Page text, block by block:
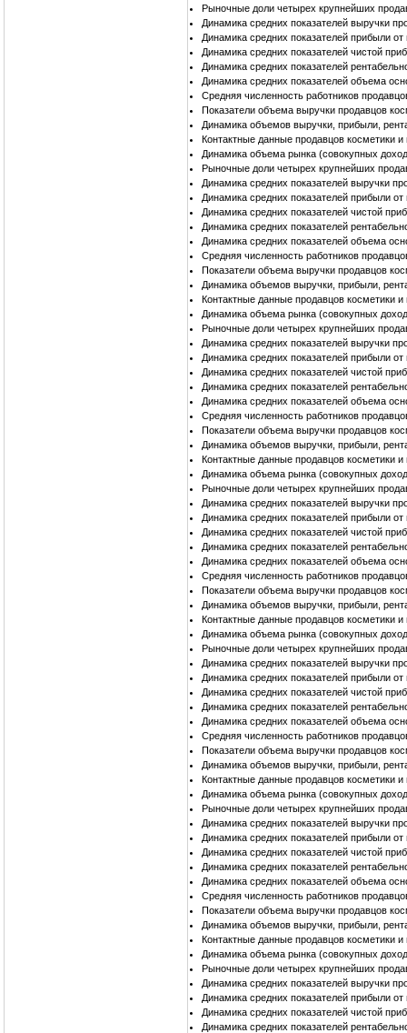
Рыночные доли четырех крупнейших
Динамика средних показателей выручки
Динамика средних показателей прибыли
Динамика средних показателей чистой
Динамика средних показателей
Динамика средних показателей объема
Средняя численность работников
Показатели объема выручки продавцов
Динамика объемов выручки, прибыли,
Контактные данные продавцов косметики
Динамика объема рынка (совокупных
Рыночные доли четырех крупнейших
Динамика средних показателей выручки
Динамика средних показателей прибыли
Динамика средних показателей чистой
Динамика средних показателей
Динамика средних показателей объема
Средняя численность работников
Показатели объема выручки продавцов
Динамика объемов выручки, прибыли,
Контактные данные продавцов косметики
Динамика объема рынка (совокупных
Рыночные доли четырех крупнейших
Динамика средних показателей выручки
Динамика средних показателей прибыли
Динамика средних показателей чистой
Динамика средних показателей
Динамика средних показателей объема
Средняя численность работников
Показатели объема выручки продавцов
Динамика объемов выручки, прибыли,
Контактные данные продавцов косметики
Динамика объема рынка (совокупных
Рыночные доли четырех крупнейших
Динамика средних показателей выручки
Динамика средних показателей прибыли
Динамика средних показателей чистой
Динамика средних показателей
Динамика средних показателей объема
Средняя численность работников
Показатели объема выручки продавцов
Динамика объемов выручки, прибыли,
Контактные данные продавцов косметики
Динамика объема рынка (совокупных
Рыночные доли четырех крупнейших
Динамика средних показателей выручки
Динамика средних показателей прибыли
Динамика средних показателей чистой
Динамика средних показателей
Динамика средних показателей объема
Средняя численность работников
Показатели объема выручки продавцов
Динамика объемов выручки, прибыли,
Контактные данные продавцов косметики
Динамика объема рынка (совокупных
Рыночные доли четырех крупнейших
Динамика средних показателей выручки
Динамика средних показателей прибыли
Динамика средних показателей чистой
Динамика средних показателей
Динамика средних показателей объема
Средняя численность работников
Показатели объема выручки продавцов
Динамика объемов выручки, прибыли,
Контактные данные продавцов косметики
Динамика объема рынка (совокупных
Рыночные доли четырех крупнейших
Динамика средних показателей выручки
Динамика средних показателей прибыли
Динамика средних показателей чистой
Динамика средних показателей